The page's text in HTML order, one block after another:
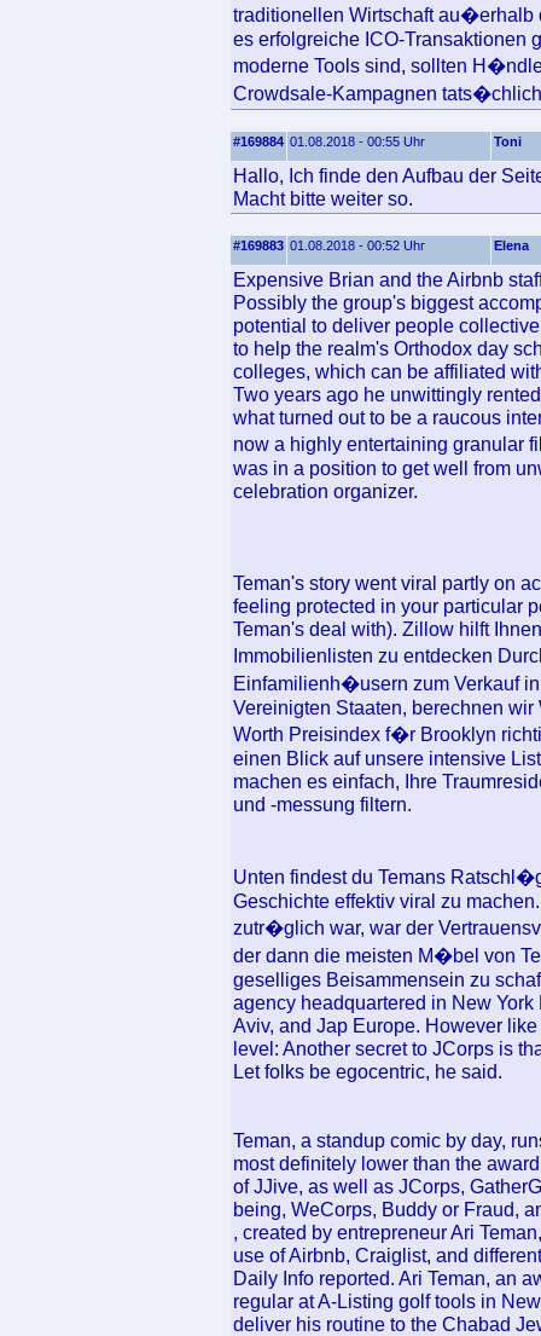
traditionellen Wirtschaft
es erfolgreiche ICO-Transaktionen
moderne Tools sind, sollten
Crowdsale-Kampagnen
#169884 01.08.2018 - 00:55 Uhr Toni
Hallo, Ich finde den Aufbau der
Macht bitte weiter so.
#169883 01.08.2018 - 00:52 Uhr Elena
Expensive Brian and the Airbnb
Possibly the group's biggest
potential to deliver people
to help the realm's Orthodox day
colleges, which can be affiliated
Two years ago he unwittingly
what turned out to be a raucous
now a highly entertaining granular
was in a position to get well from
celebration organizer.
Teman's story went viral partly on
feeling protected in your particular
Teman's deal with). Zillow hilft
Immobilienlisten zu entdecken
Einfamilienh�usern zum Verkauf
Vereinigten Staaten, berechnen
Worth Preisindex f�r Brooklyn
einen Blick auf unsere intensive
machen es einfach, Ihre
und -messung filtern.
Unten findest du Temans
Geschichte effektiv viral zu
zutr�glich war, war der
der dann die meisten M�bel von
geselliges Beisammensein zu
agency headquartered in New
Aviv, and Jap Europe. However
level: Another secret to JCorps is
Let folks be egocentric, he said.
Teman, a standup comic by day,
most definitely lower than the
of JJive, as well as JCorps,
being, WeCorps, Buddy or Fraud,
, created by entrepreneur Ari
use of Airbnb, Craiglist, and
Daily Info reported. Ari Teman, an
regular at A-Listing golf tools in
deliver his routine to the Chabad